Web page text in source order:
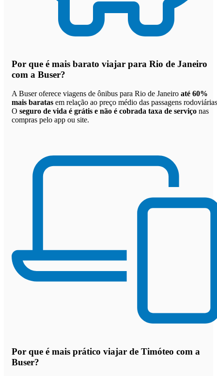
Por que é mais barato viajar para Rio de Janeiro
com a Buser?
A Buser oferece viagens de ônibus para Rio de Janeiro até 60%
mais baratas em relação ao preço médio das passagens
O seguro de vida é grátis e não é cobrada taxa de serviço nas
compras pelo app ou site.
Por que é mais prático viajar de Timóteo com a
Buser?